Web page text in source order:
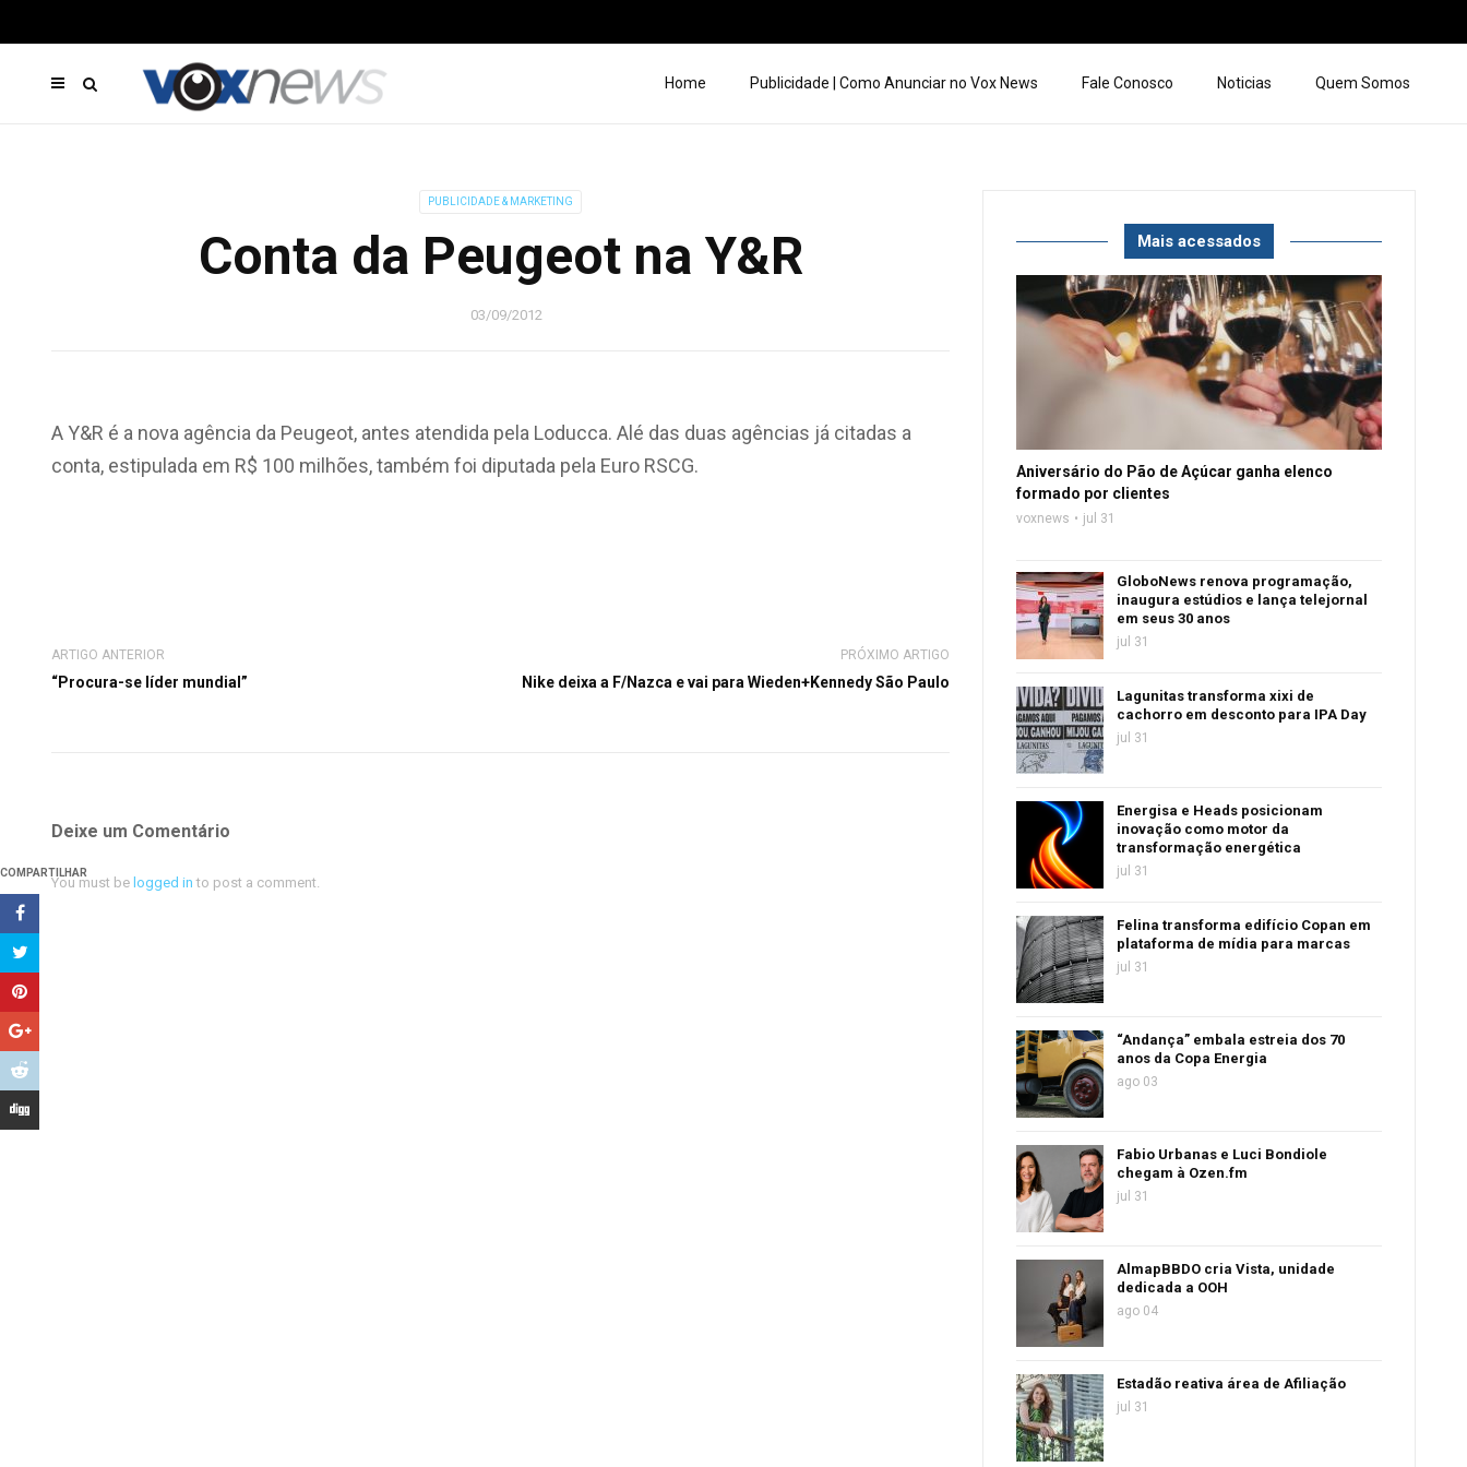
Home Publicidade | Como Anunciar no Vox News Fale Conosco Noticias Quem Somos
PUBLICIDADE & MARKETING
Conta da Peugeot na Y&R
03/09/2012
COMPARTILHAR
A Y&R é a nova agência da Peugeot, antes atendida pela Loducca. Alé das duas agências já citadas a
conta, estipulada em R$ 100 milhões, também foi diputada pela Euro RSCG.
ARTIGO ANTERIOR
“Procura-se líder mundial”
PRÓXIMO ARTIGO
Nike deixa a F/Nazca e vai para Wieden+Kennedy São Paulo
Deixe um Comentário
You must be logged in to post a comment.
Mais acessados
Aniversário do Pão de Açúcar ganha elenco
formado por clientes
voxnews jul 31
GloboNews renova programação,
inaugura estúdios e lança telejornal
em seus 30 anos
jul 31
Lagunitas transforma xixi de
cachorro em desconto para IPA Day
jul 31
Energisa e Heads posicionam
inovação como motor da
transformação energética
jul 31
Felina transforma edifício Copan em
plataforma de mídia para marcas
jul 31
“Andança” embala estreia dos 70
anos da Copa Energia
ago 03
Fabio Urbanas e Luci Bondiole
chegam à Ozen.fm
jul 31
AlmapBBDO cria Vista, unidade
dedicada a OOH
ago 04
Estadão reativa área de Afiliação
jul 31